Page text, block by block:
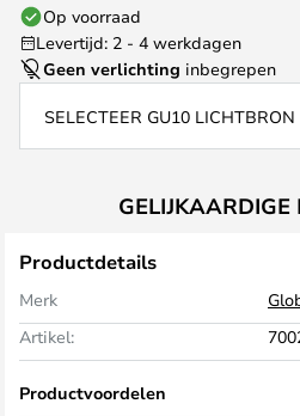
Op voorraad
Levertijd: 2 - 4 werkdagen
Geen verlichting inbegrepen
SELECTEER GU10 LICHTBRON
GELIJKAARDIGE
Productdetails
Merk
Artikel:
Productvoordelen